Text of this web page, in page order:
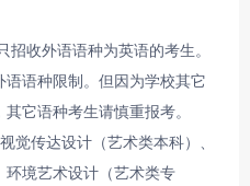
招收外语语种为英语的考生。
语种限制。但因为学校其它
它语种考生请慎重报考。
觉传达设计（艺术类本科）、
境艺术设计（艺术类专